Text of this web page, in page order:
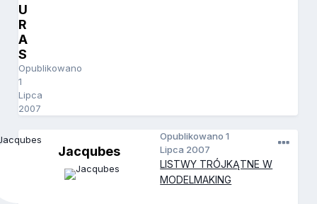
U
R
A
S
Opublikowano
1
Lipca
2007
Jacqubes
Opublikowano1
Lipca 2007
LISTWY TRÓJKĄTNE W
MODELMAKING